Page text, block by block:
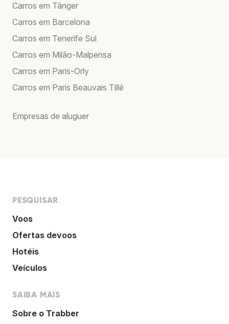
Carros em Tânger
Carros em Barcelona
Carros em Tenerife Sul
Carros em Milão-Malpensa
Carros em Paris-Orly
Carros em Paris Beauvais Tillé
Empresas de aluguer
PESQUISAR
Voos
Ofertas devoos
Hotéis
Veículos
SAIBA MAIS
Sobre o Trabber